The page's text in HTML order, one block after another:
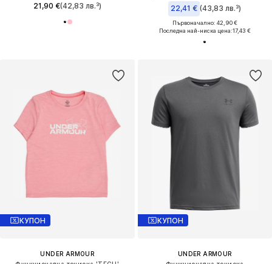
21,90 €(42,83 лв.³) 22,41 € (43,83 лв.³)
Първоначално: 42,90 €
Последна най-ниска цена:17,43 €
КУПОН
UNDER ARMOUR
КУПОН
UNDER ARMOUR